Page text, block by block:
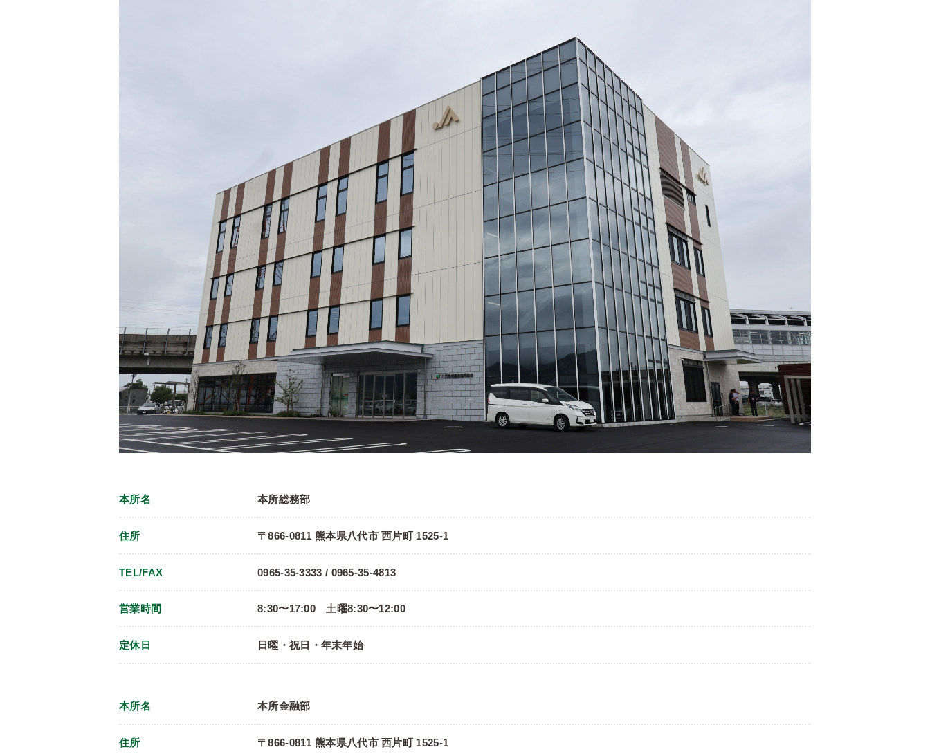
本所名 本所総務部
住所 〒866-0811 熊本県八代市 西片町 1525-1
TEL/FAX 0965-35-3333 / 0965-35-4813
営業時間 8:30〜17:00 土曜8:30〜12:00
定休日 日曜・祝日・年末年始
本所名 本所金融部
住所 〒866-0811 熊本県八代市 西片町 1525-1